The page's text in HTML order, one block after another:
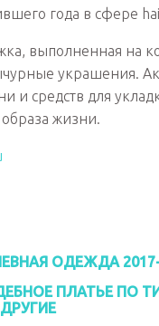
года в сфере
выполненная на
украшения.
и средств для
жизни.
ОДЕЖДА 2017-
ПЛАТЬЕ ПО